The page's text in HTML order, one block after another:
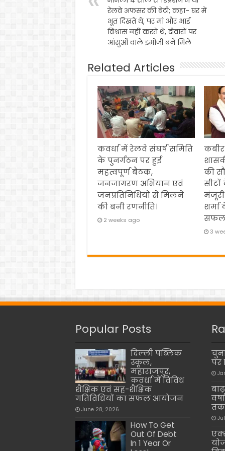
रेलवे अफसर की बेटी; कहा- घर में
भूत दिखते थे, पर मां और भाई
विश्वास नहीं करते थे, दीवारों पर
आंसुओं वाले इमोजी बने मिले
Related Articles
कवर्धा में रेलवे संघर्ष समिति
के पुनर्गठन पर हुई
महत्वपूर्ण बैठक,
जनजागरण अभियान एवं
जनप्रतिनिधियों से मिलने
की बनी रणनीति।
2 weeks ago
की
शर्मा
3
Popular Posts
दिल्ली पब्लिक
स्कूल,
महाराजपुर,
कवर्धा में विविध
शैक्षिक एवं सह-शैक्षिक
गतिविधियों का सफल आयोजन
June 28, 2026
How To Get
Out Of Debt
In 1 Year Or
पर
तक